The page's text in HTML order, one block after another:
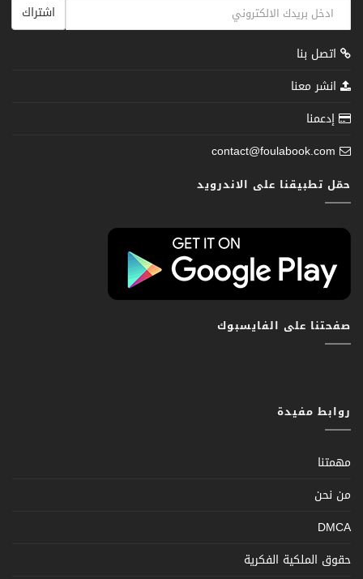
اشتراك
اتصل بنا
انشر معنا
إدعمنا
contact@foulabook.com
حمّل تطبيقنا على الاندرويد
صفحتنا على الفايسبوك
روابط مفيدة
مهمتنا
من نحن
DMCA
حقوق الملكية الفكرية